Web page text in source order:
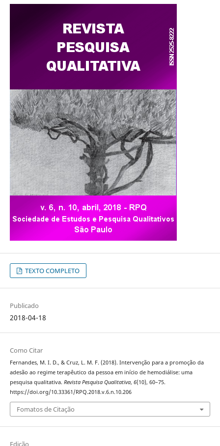
TEXTO COMPLETO
Publicado
2018-04-18
Como Citar
Fernandes, M. I. D., & Cruz, L. M. F. (2018). Intervenção para a promoção da
adesão ao regime terapêutico da pessoa em início de hemodiálise: uma
pesquisa qualitativa. Revista Pesquisa Qualitativa, 6(10), 60–75.
https://doi.org/10.33361/RPQ.2018.v.6.n.10.206
Fomatos de Citação
Edição